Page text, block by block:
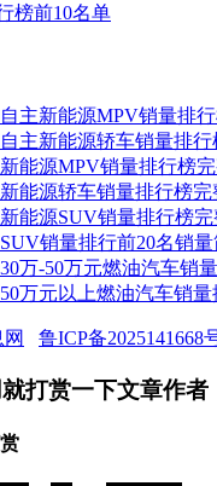
榜前10名单
自主新能源MPV销量排
主新能源轿车销量排
能源MPV销量排行榜
能源轿车销量排行榜
能源SUV销量排行榜
销量排行前20名销
万-50万元燃油汽车销
万元以上燃油汽车销量
鲁ICP备2025141668
打赏一下文章作者